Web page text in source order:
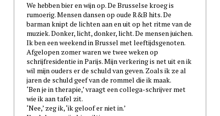
We hebben bier en wijn op. De Brusselse kroeg is
rumoerig. Mensen dansen op oude R&B hits. De
barman knipt de lichten aan en uit op het ritme van de
muziek. Donker, licht, donker, licht. De mensen juichen.
Ik ben een weekend in Brussel met leeftijdsgenoten.
Afgelopen zomer waren we twee weken op
schrijfresidentie in Parijs. Mijn verkering is net uit en ik
wil mijn ouders er de schuld van geven. Zoals ik ze al
jaren de schuld geef van de rommel die ik maak.
‘Ben je in therapie,’ vraagt een collega-schrijver met
wie ik aan tafel zit.
‘Nee,’ zeg ik, ‘ik geloof er niet in.’